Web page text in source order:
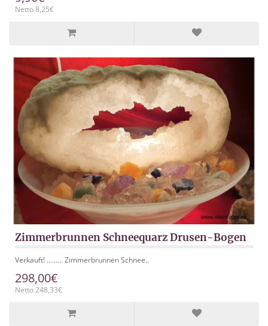
Netto 8,25€
Zimmerbrunnen Schneequarz Drusen-Bogen
Verkauft! ......... Zimmerbrunnen Schnee..
298,00€
Netto 248,33€